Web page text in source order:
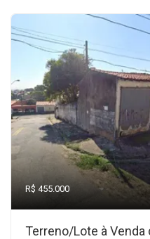
R$ 455.000
Terreno/Lote à Venda